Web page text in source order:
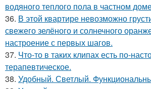
водяного теплого пола в частном
36. В этой квартире невозможно
свежего зелёного и солнечного
настроение с первых шагов.
37. Что-то в таких клипах есть по-
терапевтическое.
38. Удобный. Светлый.